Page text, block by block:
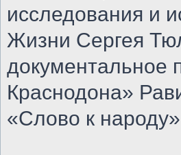
исследования и
Жизни Сергея
документальное
Краснодона»
«Слово к